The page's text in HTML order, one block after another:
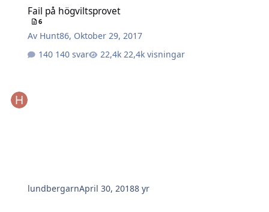
Fail på högviltsprovet
6
Av Hunt86, Oktober 29, 2017
140 svar
22,4k visningar
lundbergarnApril 30, 20188 yr